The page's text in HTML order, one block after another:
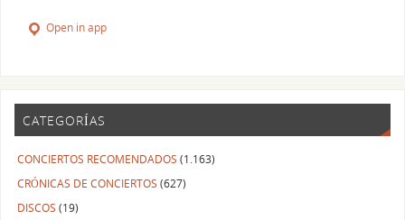
Open in app
CATEGORÍAS
CONCIERTOS RECOMENDADOS (1.163)
CRÓNICAS DE CONCIERTOS (627)
DISCOS (19)